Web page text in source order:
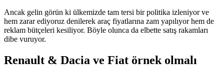
Ancak gelin görün ki ülkemizde tam tersi bir politika izleniyor ve
hem zarar ediyoruz denilerek araç fiyatlarına zam yapılıyor hem de
reklam bütçeleri kesiliyor. Böyle olunca da elbette satış rakamları
dibe vuruyor.
Renault & Dacia ve Fiat örnek olmalı